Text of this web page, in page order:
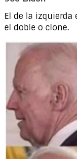
El de la izquierda
el doble o clone.